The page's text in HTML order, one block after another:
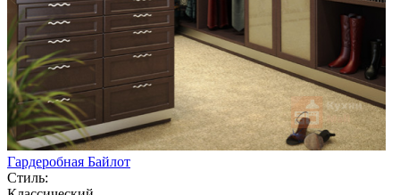
Гардеробная Байлот
Стиль: